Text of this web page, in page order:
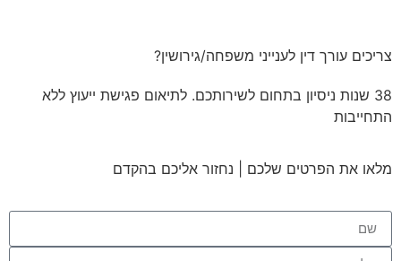
צריכים עורך דין לענייני משפחה/גירושין?
38 שנות ניסיון בתחום לשירותכם. לתיאום פגישת ייעוץ ללא
התחייבות
מלאו את הפרטים שלכם | נחזור אליכם בהקדם